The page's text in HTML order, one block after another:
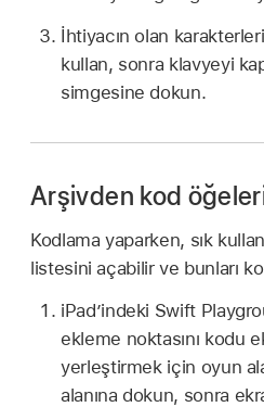
İhtiyacın olan
kullan, sonra klavyeyi
simgesine dokun.
Arşivden kod
Kodlama yaparken, sık
listesini açabilir ve bunları
iPad’indeki Swift
ekleme noktasını kodu
yerleştirmek için oyun
alanına dokun, sonra